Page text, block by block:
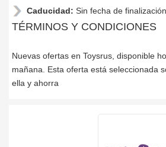
Caducidad: Sin fecha de finalización
TÉRMINOS Y CONDICIONES
Nuevas ofertas en Toysrus, disponible
mañana. Esta oferta está seleccionada
ella y ahorra